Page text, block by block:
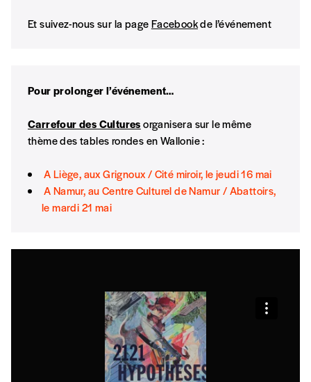
*Prix indicatif, frais de port inclus
Par numéro
5€*
*Prix indicatif, frais de port inclus
Je m'abonne à l'Imag
en Belgique)
Je commande au numéro
Édition papier (livraison en Belgique
uniquement)
Et suivez-nous sur la pageFacebookde l’événement
Pour prolonger l’événement…
Carrefour des Culturesorganisera sur le même
thème des tables rondes en Wallonie :
A Liège, aux Grignoux / Cité miroir, le jeudi 16 mai
A Namur, au Centre Culturel de Namur / Abattoirs,
le mardi 21 mai